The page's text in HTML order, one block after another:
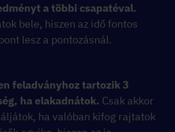
a többi csapatéval.
bele, hiszen az idő fontos
lesz a pontozásnál.
feladványhoz tartozik 3
ha elakadnátok. Csak akkor
ha valóban kifog rajtatok